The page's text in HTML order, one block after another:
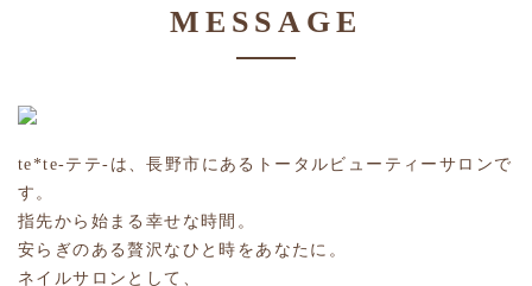
MESSAGE
te*te-テテ-は、長野市にあるトータルビューティーサロンで
す。
指先から始まる幸せな時間。
安らぎのある贅沢なひと時をあなたに。
ネイルサロンとして、